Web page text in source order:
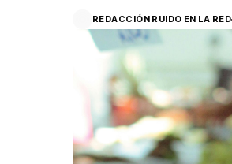
REDACCIÓN RUIDO EN LA RED